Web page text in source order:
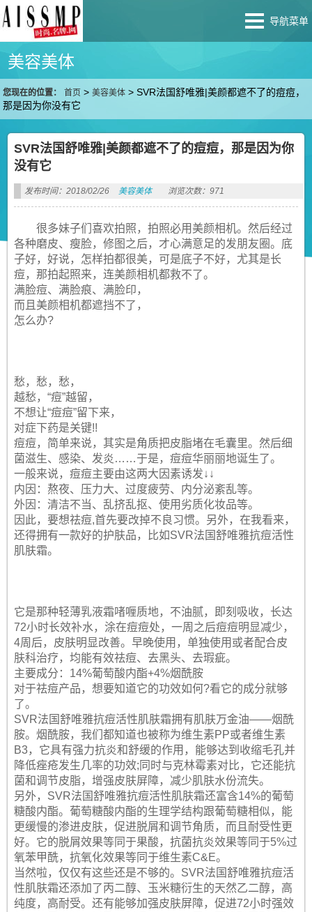
导航菜单
美容美体
您现在的位置： 首页 >美容美体 >SVR法国舒唯雅|美颜都遮不了的痘痘，
那是因为你没有它
SVR法国舒唯雅|美颜都遮不了的痘痘，那是因为你
没有它
发布时间：2018/02/26 美容美体 浏览次数：971
很多妹子们喜欢拍照，拍照必用美颜相机。然后经过
各种磨皮、瘦脸，修图之后，才心满意足的发朋友圈。底
子好，好说，怎样拍都很美，可是底子不好，尤其是长
痘，那拍起照来，连美颜相机都救不了。
满脸痘、满脸痕、满脸印，
而且美颜相机都遮挡不了，
怎么办?
愁，愁，愁，
越愁，“痘”越留，
不想让“痘痘”留下来，
对症下药是关键!!
痘痘，简单来说，其实是角质把皮脂堵在毛囊里。然后细
菌滋生、感染、发炎……于是，痘痘华丽丽地诞生了。
一般来说，痘痘主要由这两大因素诱发↓↓
内因：熬夜、压力大、过度疲劳、内分泌紊乱等。
外因：清洁不当、乱挤乱抠、使用劣质化妆品等。
因此，要想祛痘,首先要改掉不良习惯。另外，在我看来，
还得拥有一款好的护肤品，比如SVR法国舒唯雅抗痘活性
肌肤霜。
它是那种轻薄乳液霜啫喱质地，不油腻，即刻吸收，长达
72小时长效补水，涂在痘痘处，一周之后痘痘明显减少，
4周后，皮肤明显改善。早晚使用，单独使用或者配合皮
肤科治疗，均能有效祛痘、去黑头、去瑕疵。
主要成分：14%葡萄酸内酯+4%烟酰胺
对于祛痘产品，想要知道它的功效如何?看它的成分就够
了。
SVR法国舒唯雅抗痘活性肌肤霜拥有肌肤万金油——烟酰
胺。烟酰胺，我们都知道也被称为维生素PP或者维生素
B3，它具有强力抗炎和舒缓的作用，能够达到收缩毛孔并
降低痤疮发生几率的功效;同时与克林霉素对比，它还能抗
菌和调节皮脂，增强皮肤屏障，减少肌肤水份流失。
另外，SVR法国舒唯雅抗痘活性肌肤霜还富含14%的葡萄
糖酸内酯。葡萄糖酸内酯的生理学结构跟葡萄糖相似，能
更缓慢的渗进皮肤，促进脱屑和调节角质，而且耐受性更
好。它的脱屑效果等同于果酸，抗菌抗炎效果等同于5%过
氧苯甲酰，抗氧化效果等同于维生素C&E。
当然啦，仅仅有这些还是不够的。SVR法国舒唯雅抗痘活
性肌肤霜还添加了丙二醇、玉米糖衍生的天然乙二醇，高
纯度，高耐受。还有能够加强皮肤屏障，促进72小时强效